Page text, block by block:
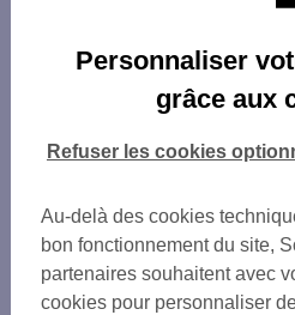
Personnaliser
grâce aux
Au-delà des cookies
bon fonctionnement du site,
partenaires souhaitent avec
cookies pour personnaliser
Refuser les cookies